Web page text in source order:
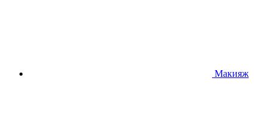
Макияж